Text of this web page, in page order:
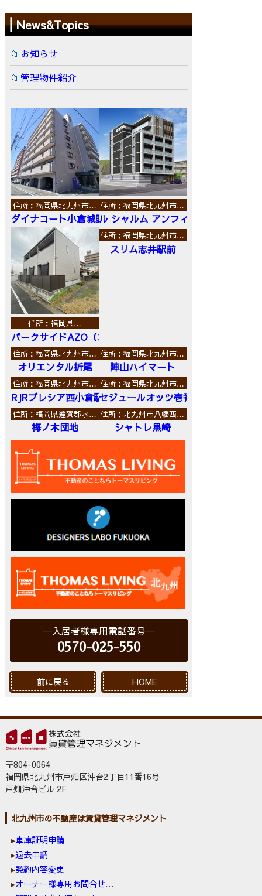
News&Topics
お知らせ
管理物件紹介
住所：福岡県北九州市…
ダイナコート小倉城野
住所：福岡県北九州市…
ル シャルム アンフィニ
住所：福岡県…
パークサイドAZO（エーゼットオー）
住所：福岡県北九州市…
スリム志井駅前
住所：福岡県北九州市…
オリエンタル折尾
住所：福岡県北九州市…
陣山ハイマート
住所：福岡県北九州市…
RJRプレシア西小倉駅前
住所：福岡県北九州市…
セジュールオッツ壱番館
住所：福岡県遠賀郡水…
梅ノ木団地
住所：北九州市八幡西…
シャトレ黒崎
入居者様専用電話番号
0570-025-550
前に戻る HOME
〒804-0064
福岡県北九州市戸畑区沖台2丁目11番16号
戸畑沖台ビル 2F
北九州市の不動産は賃貸管理マネジメント
車庫証明申請
退去申請
契約内容変更
オーナー様専用お問合せ窓口